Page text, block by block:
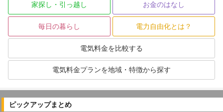
家探し・引っ越し お金のはなし
毎日の暮らし 電力自由化とは？
電気料金を比較する
電気料金プランを地域・特徴から探す
ピックアップまとめ